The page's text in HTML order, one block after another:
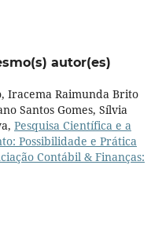
autor(es)
Iracema Raimunda Brito
Santos Gomes, Sílvia
Pesquisa Científica e a
Possibilidade e Prática
Contábil & Finanças: